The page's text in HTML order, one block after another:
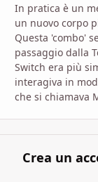
In pratica è un
un nuovo corpo
Questa 'combo'
passaggio dalla
Switch era più
interagiva in
che si chiamava
Crea un